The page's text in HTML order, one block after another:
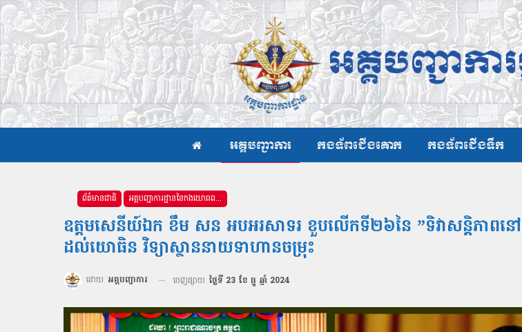
អគ្គបញ្ជាការ កងទ័ពជើងគោក កងទ័ពជើងទឹក
ព័ត៌មានជាតិ អគ្គបញ្ជាការដ្ឋាននៃកងយោធពលខេមរភូមិន្ទ
ឧត្តមសេនីយ៍ឯក ខឹម សន អបអរសាទរ ខួបលើកទី២៦នៃ ”ទិវាសន្តិភាពនៅក
ដល់យោធិន វិទ្យាស្ថាននាយទាហានចម្រុះ
ដោយ អគ្គបញ្ជាការ ចេញផ្សាយ ថ្ងៃទី 23 ខែ ធ្នូ ឆ្នាំ 2024